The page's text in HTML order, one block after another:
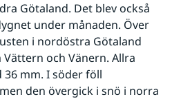
Götaland. Det blev också
under månaden. Över
i nordöstra Götaland
och Vänern. Allra
36 mm. I söder föll
den övergick i snö i norra